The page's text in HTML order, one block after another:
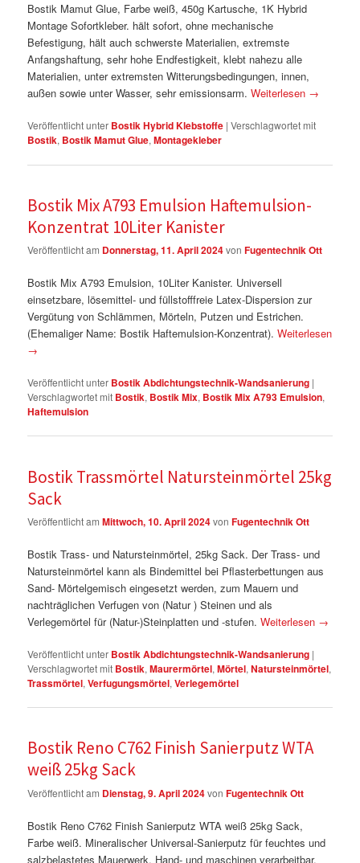
Bostik Mamut Glue, Farbe weiß, 450g Kartusche, 1K Hybrid
Montage Sofortkleber. hält sofort, ohne mechanische
Befestigung, hält auch schwerste Materialien, extremste
Anfangshaftung, sehr hohe Endfestigkeit, klebt nahezu alle
Materialien, unter extremsten Witterungsbedingungen, innen,
außen sowie unter Wasser, sehr emissionsarm.Weiterlesen →
Veröffentlicht unter Bostik Hybrid Klebstoffe |Verschlagwortet mit
Bostik, Bostik Mamut Glue,Montagekleber
Bostik Mix A793 Emulsion Haftemulsion-
Konzentrat 10Liter Kanister
Veröffentlicht am Donnerstag, 11. April 2024vonFugentechnik Ott
Bostik Mix A793 Emulsion, 10Liter Kanister. Universell
einsetzbare, lösemittel- und füllstofffreie Latex-Dispersion zur
Vergütung von Schlämmen, Mörteln, Putzen und Estrichen.
(Ehemaliger Name: Bostik Haftemulsion-Konzentrat).Weiterlesen
→
Veröffentlicht unter Bostik Abdichtungstechnik-Wandsanierung |
Verschlagwortet mit Bostik, Bostik Mix, Bostik Mix A793 Emulsion,
Haftemulsion
Bostik Trassmörtel Natursteinmörtel 25kg
Sack
Veröffentlicht amMittwoch, 10. April 2024vonFugentechnik Ott
Bostik Trass- und Natursteinmörtel, 25kg Sack. Der Trass- und
Natursteinmörtel kann als Bindemittel bei Pflasterbettungen aus
Sand- Mörtelgemisch eingesetzt werden, zum Mauern und
nachträglichen Verfugen von (Natur ) Steinen und als
Verlegemörtel für (Natur-)Steinplatten und -stufen.Weiterlesen →
Veröffentlicht unter Bostik Abdichtungstechnik-Wandsanierung |
Verschlagwortet mit Bostik,Maurermörtel,Mörtel,Natursteinmörtel,
Trassmörtel,Verfugungsmörtel,Verlegemörtel
Bostik Reno C762 Finish Sanierputz WTA
weiß 25kg Sack
Veröffentlicht am Dienstag, 9. April 2024vonFugentechnik Ott
Bostik Reno C762 Finish Sanierputz WTA weiß 25kg Sack,
Farbe weiß. Mineralischer Universal-Sanierputz für feuchtes und
salzbelastetes Mauerwerk. Hand- und maschinen verarbeitbar.